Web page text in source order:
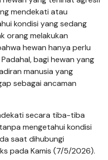
mendekati atau
kondisi yang sedang
orang melakukan
hewan hanya perlu
bagi hewan yang
manusia yang
sebagai ancaman
secara tiba-tiba
mengetahui kondisi
saat dihubungi
pada Kamis (7/5/2026).